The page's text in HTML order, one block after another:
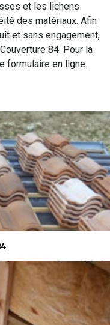
et les lichens
des matériaux. Afin
et sans engagement,
84. Pour la
formulaire en ligne.